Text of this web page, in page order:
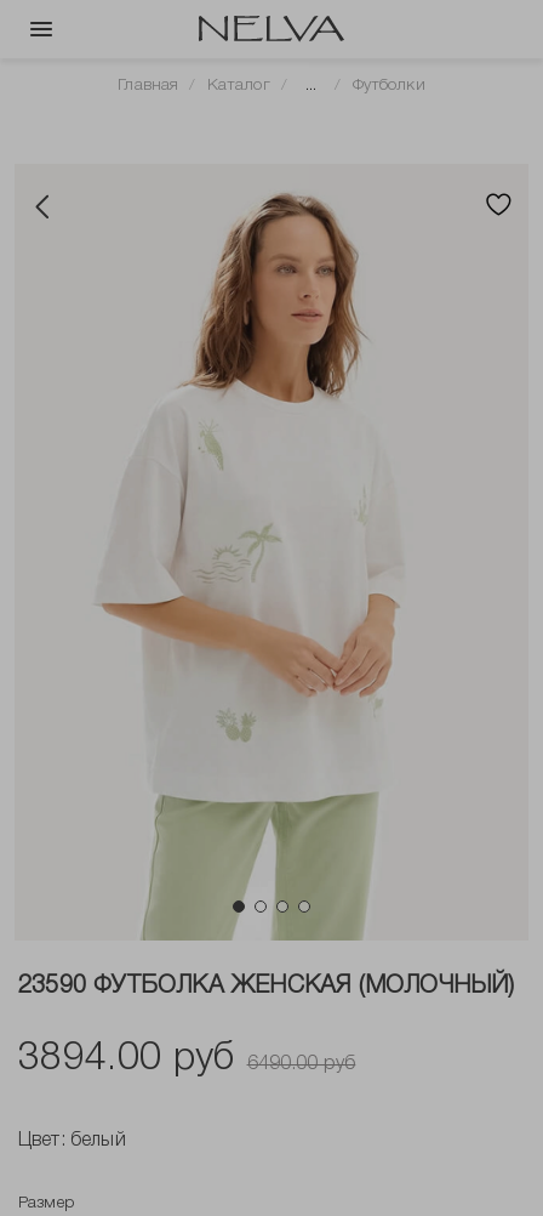
Главная Каталог ... Футболки
23590 ФУТБОЛКА ЖЕНСКАЯ (МОЛОЧНЫЙ)
3894.00 руб 6490.00 руб
Цвет: белый
Размер